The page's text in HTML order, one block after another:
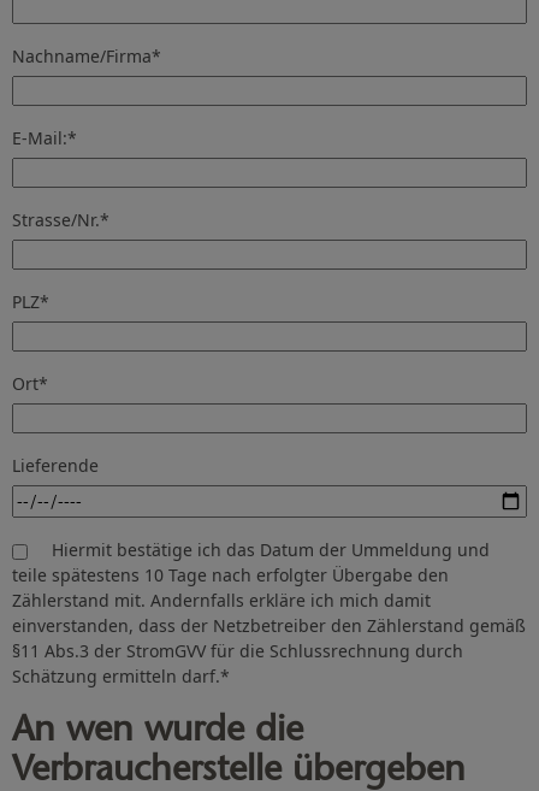
Nachname/Firma*
E-Mail:*
Strasse/Nr.*
PLZ*
Ort*
Lieferende
teile spätestens 10 Tage nach erfolgter Übergabe den
Zählerstand mit. Andernfalls erkläre ich mich damit
einverstanden, dass der Netzbetreiber den Zählerstand gemäß
§11 Abs.3 der StromGVV für die Schlussrechnung durch
Schätzung ermitteln darf.*
An wen wurde die
Verbraucherstelle übergeben